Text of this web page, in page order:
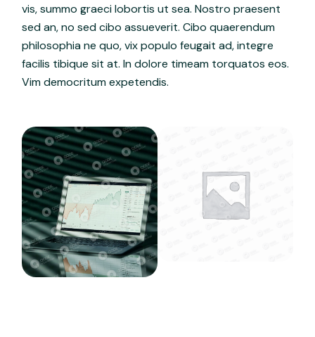
vis, summo graeci lobortis ut sea. Nostro praesent
sed an, no sed cibo assueverit. Cibo quaerendum
philosophia ne quo, vix populo feugait ad, integre
facilis tibique sit at. In dolore timeam torquatos eos.
Vim democritum expetendis.